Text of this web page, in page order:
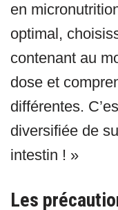
en
optimal,
contenant au
dose et
différentes.
diversifiée de
intestin ! »
Les